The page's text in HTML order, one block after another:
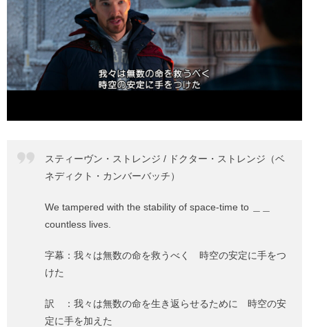
スティーヴン・ストレンジ / ドクター・ストレンジ（ベ
ネディクト・カンバーバッチ）
We tampered with the stability of space-time to ＿＿
countless lives.
字幕：我々は無数の命を救うべく 時空の安定に手をつ
けた
訳 ：我々は無数の命を生き返らせるために 時空の安
定に手を加えた